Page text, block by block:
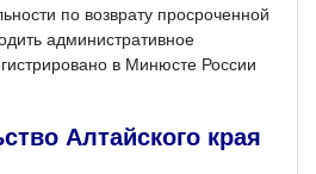
по возврату просроченной
административное
в Минюсте России
Алтайского края